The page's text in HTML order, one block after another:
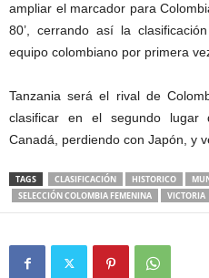
ampliar el marcador para
80’, cerrando así la
equipo colombiano por primera
Tanzania será el rival de
clasificar en el segundo lugar
Canadá, perdiendo con Japón, y
TAGS CLASIFICACIÓN HISTORICO
SELECCIÓN COLOMBIA FEMENINA
VICTORIA